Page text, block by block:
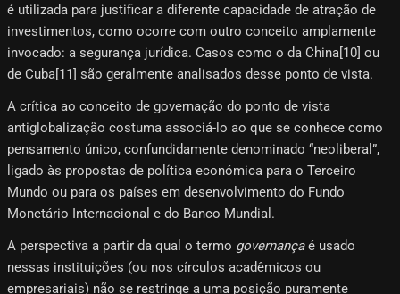
é utilizada para justificar a diferente capacidade de atração de
investimentos, como ocorre com outro conceito amplamente
invocado: a segurança jurídica. Casos como o da China[10]​ ou
de Cuba[11]​ são geralmente analisados ​​desse ponto de vista.
A crítica ao conceito de governação do ponto de vista
antiglobalização costuma associá-lo ao que se conhece como
pensamento único, confundidamente denominado “neoliberal”,
ligado às propostas de política económica para o Terceiro
Mundo ou para os países em desenvolvimento do Fundo
Monetário Internacional e do Banco Mundial.
A perspectiva a partir da qual o termo governançaé usado
nessas instituições (ou nos círculos acadêmicos ou
empresariais) não se restringe a uma posição puramente